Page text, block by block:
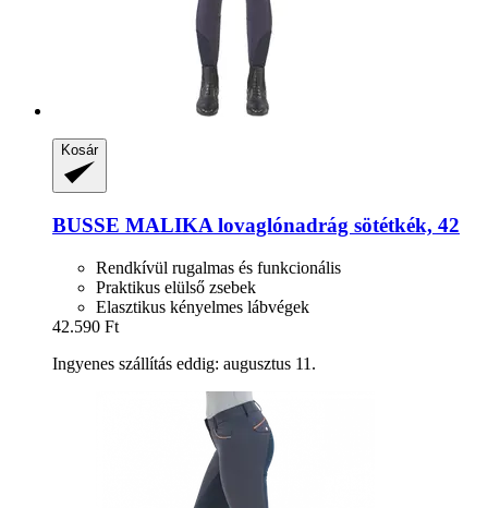
Kosár
BUSSE MALIKA lovaglónadrág sötétkék, 42
Rendkívül rugalmas és funkcionális
Praktikus elülső zsebek
Elasztikus kényelmes lábvégek
42.590 Ft
Ingyenes szállítás eddig: augusztus 11.